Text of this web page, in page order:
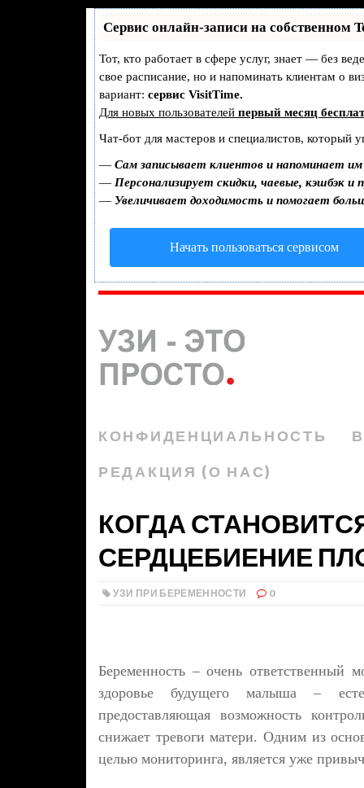
Сервис онлайн-записи на собственном
Тот, кто работает в сфере услуг, знает — без
свое расписание, но и напоминать клиентам о
вариант: сервис VisitTime.
Для новых пользователей первый месяц
Чат-бот для мастеров и специалистов, который
— Сам записывает клиентов и напоминает
— Персонализирует скидки, чаевые, кэшбэк и
— Увеличивает доходимость и помогает
Начать пользоваться сервисом
КОНФИДЕНЦИАЛЬНОСТЬ
РЕДАКЦИЯ (О НАС)
КОГДА
СЕРДЦЕБИЕНИЕ
УЗИ ПРИ БЕРЕМЕННОСТИ 0
Беременность – очень
здоровье будущего малыша –
предоставляющая возможность
снижает тревоги матери. Одним из
целью мониторинга, является уже